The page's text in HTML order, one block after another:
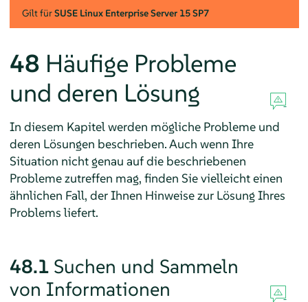
Gilt fürSUSE Linux Enterprise Server 15 SP7
48 Häufige Probleme
und deren Lösung
In diesem Kapitel werden mögliche Probleme und
deren Lösungen beschrieben. Auch wenn Ihre
Situation nicht genau auf die beschriebenen
Probleme zutreffen mag, finden Sie vielleicht einen
ähnlichen Fall, der Ihnen Hinweise zur Lösung Ihres
Problems liefert.
48.1 Suchen und Sammeln
von Informationen